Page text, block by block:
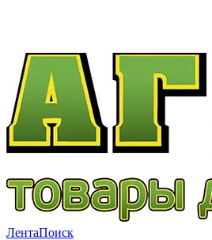
ЛентаПоиск